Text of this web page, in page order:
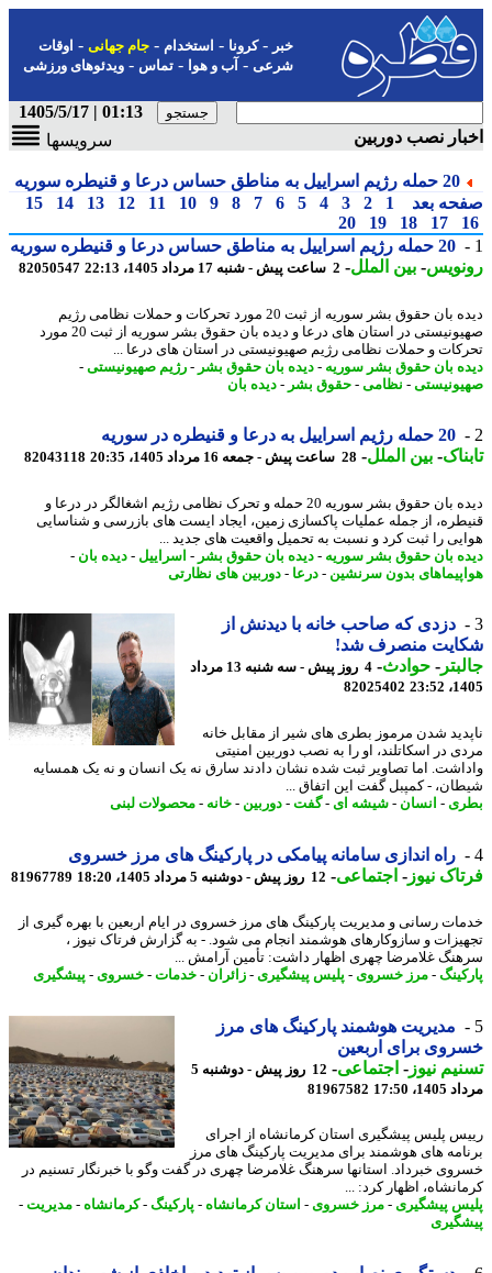
-کرونا-استخدام- جام جهانی-اوقات
شرعی-آب و هوا-تماس-ویدئوهای ورزشی
01:13 | 1405/5/17
نصب دوربین
سرویسها
20 حمله رژیم اسراییل به مناطق حساس درعا و قنیطره سوریه
بعد
1
2
3
4
5
6
7
8
9
10
11
12
13
14
15
17
18
19
20
20 حمله رژیم اسراییل به مناطق حساس درعا و قنیطره سوریه
-بین الملل-2 ساعت پیش - شنبه 17 مرداد 1405، 22:13 82050547
دیده بان حقوق بشر سوریه از ثبت 20 مورد تحرکات و حملات نظامی رژیم
صهیونیستی در استان های درعا و دیده بان حقوق بشر سوریه از ثبت 20 مورد
و حملات نظامی رژیم صهیونیستی در استان های درعا ...
بان حقوق بشر سوریه- دیده بان حقوق بشر -رژیم صهیونیستی-
-نظامی-حقوق بشر -دیده بان
20 حمله رژیم اسراییل به درعا و قنیطره در سوریه
-بین الملل-28 ساعت پیش - جمعه 16 مرداد 1405، 20:35 82043118
دیده بان حقوق بشر سوریه 20 حمله و تحرک نظامی رژیم اشغالگر در درعا و
از جمله عملیات پاکسازی زمین، ایجاد ایست های بازرسی و شناسایی
را ثبت کرد و نسبت به تحمیل واقعیت های جدید ...
بان حقوق بشر سوریه- دیده بان حقوق بشر -اسراییل -دیده بان-
بدون سرنشین-درعا - دوربین های نظارتی
دزدی که صاحب خانه با دیدنش از
منصرف شد!
-حوادث -
4 روز پیش - سه شنبه 13 مرداد
82025402
شدن مرموز بطری های شیر از مقابل خانه
در اسکاتلند، او را به نصب دوربین امنیتی
اما تصاویر ثبت شده نشان دادند سارق نه یک انسان و نه یک همسایه
- کمپبل گفت این اتفاق ...
- انسان-شیشه ای- گفت-دوربین-خانه -محصولات لبنی
راه اندازی سامانه پیامکی در پارکینگ های مرز خسروی
نیوز-اجتماعی-12 روز پیش - دوشنبه 5 مرداد 1405، 18:20 81967789
رسانی و مدیریت پارکینگ های مرز خسروی در ایام اربعین با بهره گیری از
و سازوکارهای هوشمند انجام می شود. - به گزارش فرتاک نیوز ،
غلامرضا چهری اظهار داشت: تأمین آرامش ...
-مرز خسروی-پلیس پیشگیری- زائران- خدمات-خسروی-پیشگیری
مدیریت هوشمند پارکینگ های مرز
برای اربعین
نیوز-اجتماعی-
12 روز پیش - دوشنبه 5
17:50
81967582
پلیس پیشگیری استان کرمانشاه از اجرای
های هوشمند برای مدیریت پارکینگ های مرز
خبرداد. استانها سرهنگ غلامرضا چهری در گفت وگو با خبرنگار تسنیم در
اظهار کرد: ...
پیشگیری- مرز خسروی-استان کرمانشاه-پارکینگ-کرمانشاه-مدیریت-